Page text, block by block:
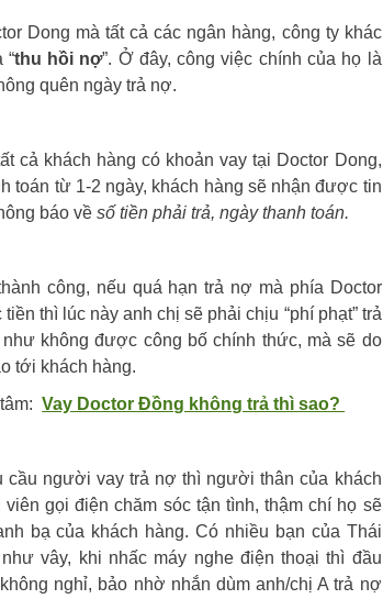
Dong mà tất cả các ngân hàng, công ty khác
“thu hồi nợ”. Ở đây, công việc chính của họ là
quên ngày trả nợ.
cả khách hàng có khoản vay tại Doctor Dong,
toán từ 1-2 ngày, khách hàng sẽ nhận được tin
báo vềsố tiền phải trả, ngày thanh toán.
công, nếu quá hạn trả nợ mà phía Doctor
thì lúc này anh chị sẽ phải chịu “phí phạt” trả
không được công bố chính thức, mà sẽ do
tới khách hàng.
tâm:Vay Doctor Đồng không trả thì sao?
người vay trả nợ thì người thân của khách
gọi điện chăm sóc tận tình, thậm chí họ sẽ
bạ của khách hàng. Có nhiều bạn của Thái
vây, khi nhấc máy nghe điện thoại thì đầu
nghỉ, bảo nhờ nhắn dùm anh/chị A trả nợ